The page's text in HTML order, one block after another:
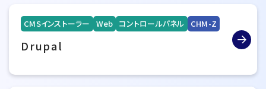
CMSインストーラー Web コントロールパネル CHM-Z
Drupal